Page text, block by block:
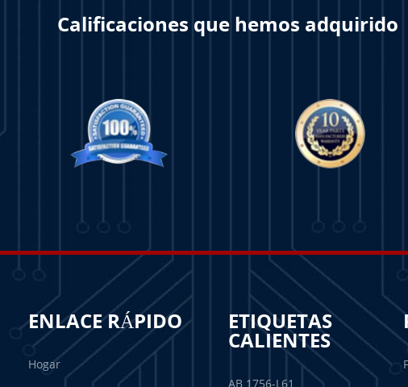
Calificaciones que hemos adquirido
ENLACE RÁPIDO
Hogar
ETIQUETAS
CALIENTES
AB 1756-L61